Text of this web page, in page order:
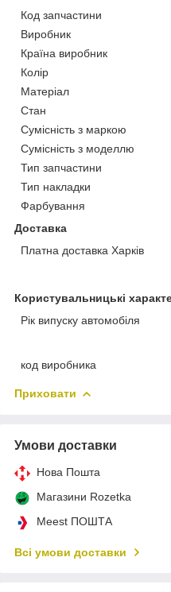
Код запчастини
Виробник
Країна виробник
Колір
Матеріал
Стан
Сумісність з маркою
Сумісність з моделлю
Тип запчастини
Тип накладки
Фарбування
Доставка
Платна доставка Харків
Користувальницькі
Рік випуску автомобіля
код виробника
Приховати
Умови доставки
Нова Пошта
Магазини Rozetka
Meest ПОШТА
Всі умови доставки